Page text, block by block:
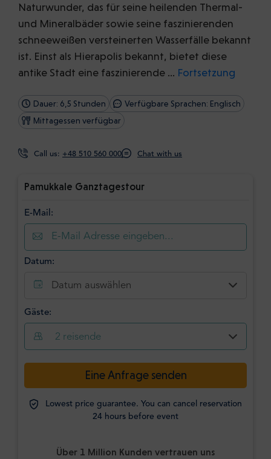
Naturwunder, das für seine heilenden Thermal-
und Mineralbäder sowie seine faszinierenden
schneeweißen versteinerten Wasserfälle bekannt
ist. Einst als Hierapolis bekannt, bietet diese
antike Stadt eine faszinierende … Fortsetzung
Dauer: 6,5 Stunden
Verfügbare Sprachen: Englisch
Mittagessen verfügbar
Call us: +48 510 560 000 Chat with us
Pamukkale Ganztagestour
E-Mail:
Datum:
Datum auswählen
Gäste:
2 reisende
Eine Anfrage senden
Lowest price guarantee. You can cancel reservation
24 hours before event
Über 1 Million Kunden vertrauen uns